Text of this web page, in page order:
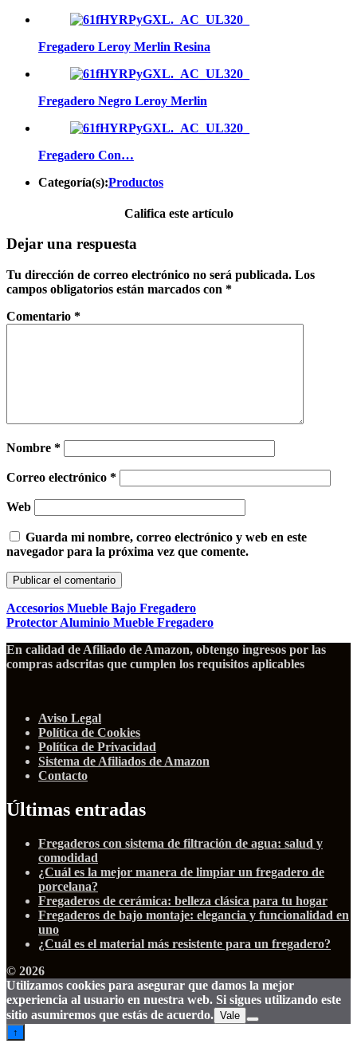
Fregadero Leroy Merlin Resina
Fregadero Negro Leroy Merlin
Fregadero Con…
Categoría(s):Productos
Califica este artículo
Dejar una respuesta
Tu dirección de correo electrónico no será publicada. Los
campos obligatorios están marcados con *
Comentario *
Nombre *
Correo electrónico *
Web
Guarda mi nombre, correo electrónico y web en este
navegador para la próxima vez que comente.
Accesorios Mueble Bajo Fregadero
Protector Aluminio Mueble Fregadero
En calidad de Afiliado de Amazon, obtengo ingresos por las
compras adscritas que cumplen los requisitos aplicables
Aviso Legal
Política de Cookies
Política de Privacidad
Sistema de Afiliados de Amazon
Contacto
Últimas entradas
Fregaderos con sistema de filtración de agua: salud y
comodidad
¿Cuál es la mejor manera de limpiar un fregadero de
porcelana?
Fregaderos de cerámica: belleza clásica para tu hogar
Fregaderos de bajo montaje: elegancia y funcionalidad en
uno
¿Cuál es el material más resistente para un fregadero?
© 2026
Utilizamos cookies para asegurar que damos la mejor
experiencia al usuario en nuestra web. Si sigues utilizando este
sitio asumiremos que estás de acuerdo. Vale
↑